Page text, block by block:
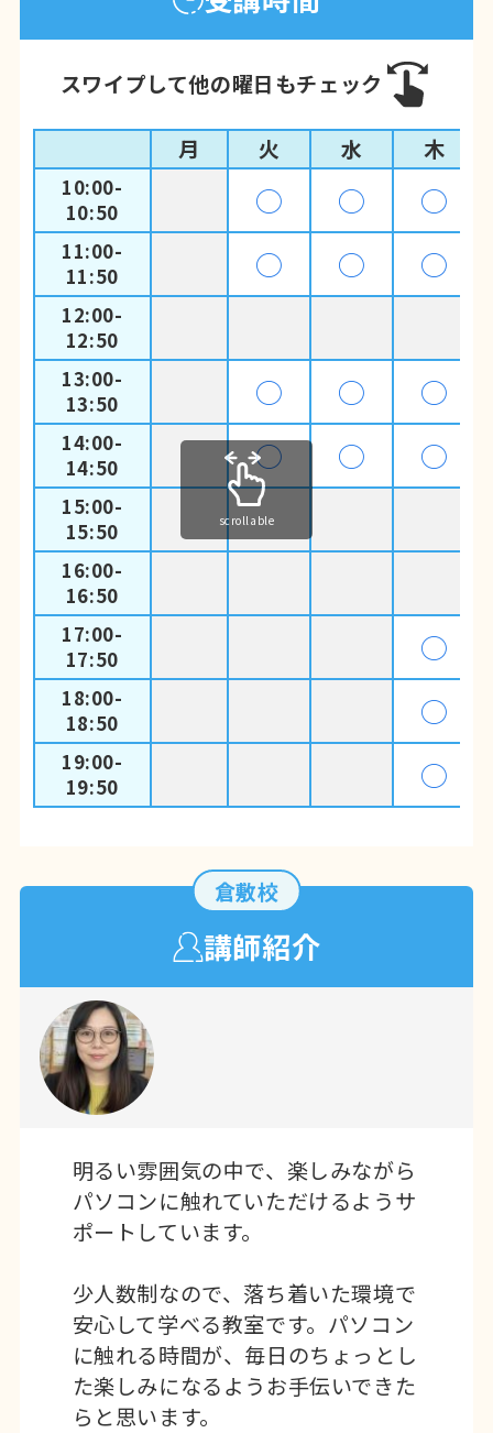
スワイプして他の曜日もチェック
月 火 水 木
10:00-
10:50
◯ ◯ ◯
11:00-
11:50
◯ ◯ ◯
12:00-
12:50
13:00-
13:50
◯ ◯ ◯
14:00-
14:50
◯ ◯ ◯
15:00-
15:50
16:00-
16:50
17:00-
17:50
◯
18:00-
18:50
◯
19:00-
19:50
◯
scrollable
倉敷校
講師紹介
明るい雰囲気の中で、楽しみながら
パソコンに触れていただけるようサ
ポートしています。
少人数制なので、落ち着いた環境で
安心して学べる教室です。パソコン
に触れる時間が、毎日のちょっとし
た楽しみになるようお手伝いできた
らと思います。